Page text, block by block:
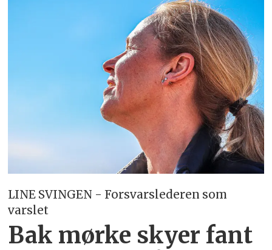
LINE SVINGEN - Forsvarslederen som
varslet
Bak mørke skyer fant